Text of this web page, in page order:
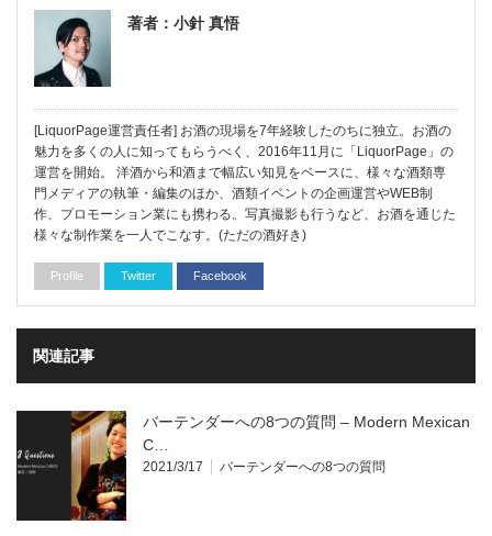
著者：小針 真悟
[LiquorPage運営責任者] お酒の現場を7年経験したのちに独立。お酒の
魅力を多くの人に知ってもらうべく、2016年11月に「LiquorPage」の
運営を開始。 洋酒から和酒まで幅広い知見をベースに、様々な酒類専
門メディアの執筆・編集のほか、酒類イベントの企画運営やWEB制
作、プロモーション業にも携わる。写真撮影も行うなど、お酒を通じた
様々な制作業を一人でこなす。(ただの酒好き)
Profile Twitter Facebook
関連記事
バーテンダーへの8つの質問 – Modern Mexican
C…
2021/3/17 バーテンダーへの8つの質問